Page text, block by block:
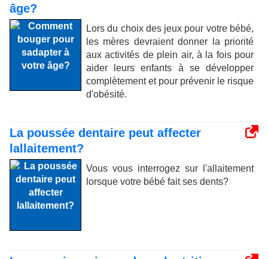
âge?
Lors du choix des jeux pour votre bébé,
les mères devraient donner la priorité
aux activités de plein air, à la fois pour
aider leurs enfants à se développer
complètement et pour prévenir le risque
d'obésité.
La poussée dentaire peut affecter
lallaitement?
Vous vous interrogez sur l'allaitement
lorsque votre bébé fait ses dents?